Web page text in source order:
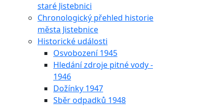
staré Jistebnici
Chronologický přehled historie
města Jistebnice
Historické události
Osvobození 1945
Hledání zdroje pitné vody -
1946
Dožínky 1947
Sběr odpadků 1948